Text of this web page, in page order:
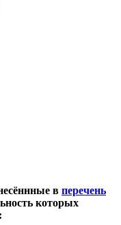
в перечень
которых